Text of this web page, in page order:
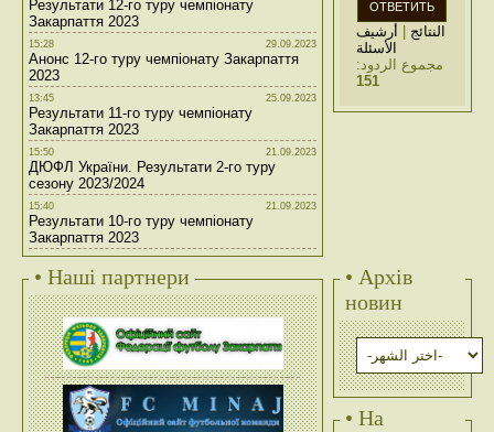
Результати 12-го туру чемпіонату
Закарпаття 2023
15:28 29.09.2023
Анонс 12-го туру чемпіонату Закарпаття
2023
13:45 25.09.2023
Результати 11-го туру чемпіонату
Закарпаття 2023
15:50 21.09.2023
ДЮФЛ України. Результати 2-го туру
сезону 2023/2024
15:40 21.09.2023
Результати 10-го туру чемпіонату
Закарпаття 2023
النتائج | أرشيف
الأسئلة
مجموع الردود:
151
• Наші партнери
• Архів
новин
• На